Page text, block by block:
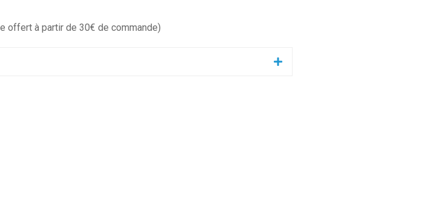
offert à partir de 30€ de commande)